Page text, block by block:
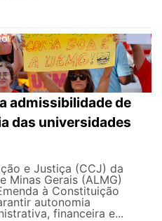
admissibilidade de
das universidades
e Justiça (CCJ) da
Minas Gerais (ALMG)
à Constituição
autonomia
financeira e...